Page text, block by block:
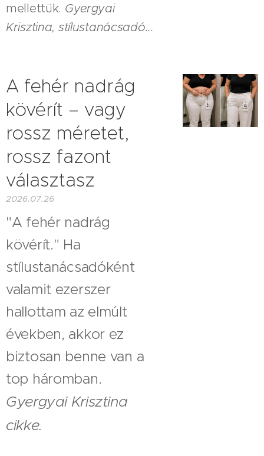
mellettük. Gyergyai
Krisztina, stílustanácsadó...
A fehér nadrág
kövérít – vagy
rossz méretet,
rossz fazont
választasz
2026.07.26
"A fehér nadrág
kövérít." Ha
stílustanácsadóként
valamit ezerszer
hallottam az elmúlt
években, akkor ez
biztosan benne van a
top háromban.
Gyergyai Krisztina
cikke.